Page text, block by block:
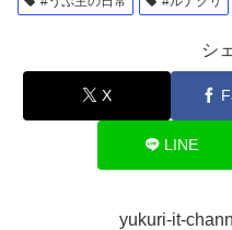
シ
X
LINE
yukuri-it-